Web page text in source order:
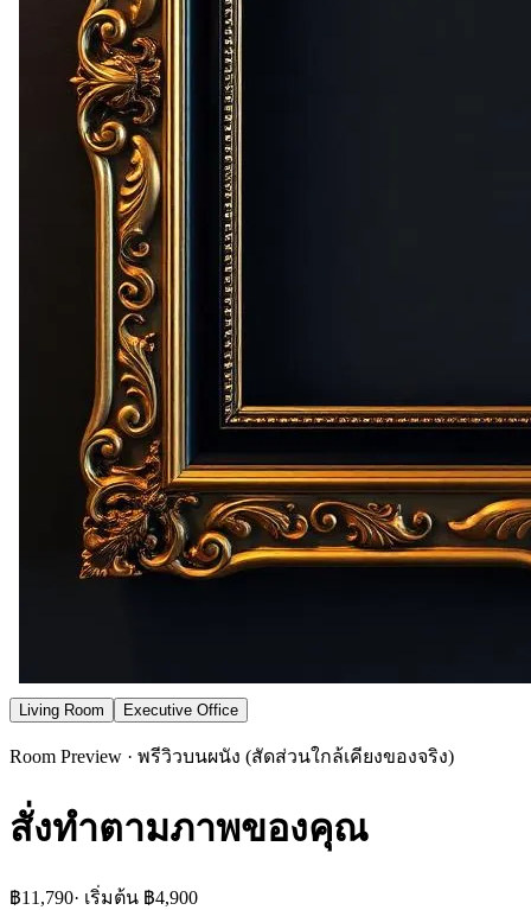
Living Room Executive Office
Room Preview · พรีวิวบนผนัง (สัดส่วนใกล้เคียงของจริง)
สั่งทำตามภาพของคุณ
฿11,790· เริ่มต้น ฿4,900